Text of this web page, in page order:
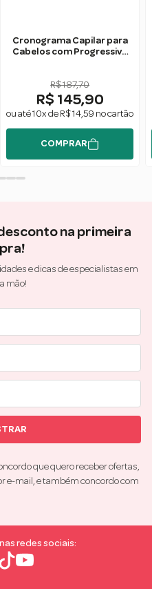
Cronograma Capilar para
Cabelos com Progressiva
R$ 187,70
R$ 145,90
ou até 10x de R$ 14,59 no cartão
COMPRAR
na primeira
e dicas de especialistas em
mão!
que quero receber ofertas,
e-mail, e também concordo com
redes sociais: